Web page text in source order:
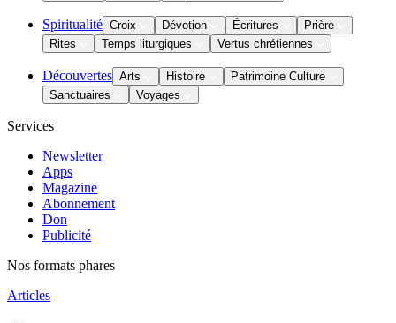
Spiritualité Croix Dévotion Écritures
Prière
Rites
Temps liturgiques Vertus chrétiennes
Découvertes Arts Histoire
Patrimoine Culture
Sanctuaires
Voyages
Services
Newsletter
Apps
Magazine
Abonnement
Don
Publicité
Nos formats phares
Articles